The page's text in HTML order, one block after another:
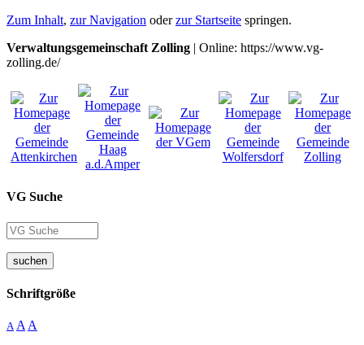
Zum Inhalt, zur Navigation oderzur Startseite springen.
Verwaltungsgemeinschaft Zolling | Online: https://www.vg-
zolling.de/
VG Suche
suchen
Schriftgröße
A A A